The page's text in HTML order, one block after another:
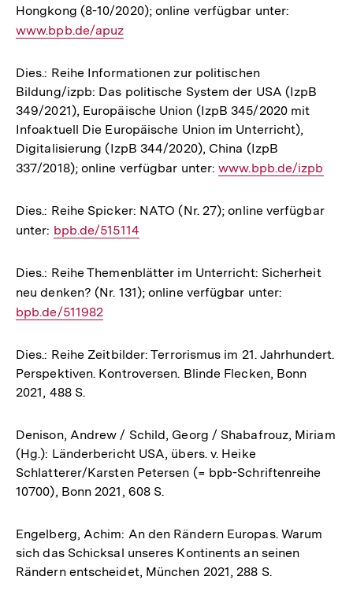
Hongkong (8-10/2020); online verfügbar unter:
www.bpb.de/apuz
Dies.: Reihe Informationen zur politischen
Bildung/izpb: Das politische System der USA (IzpB
349/2021), Europäische Union (IzpB 345/2020 mit
Infoaktuell Die Europäische Union im Unterricht),
Digitalisierung (IzpB 344/2020), China (IzpB
337/2018); online verfügbar unter:Interner
www.bpb.de/izpb
Dies.: Reihe Spicker: NATO (Nr. 27); online verfügbar
unter: Interner
bpb.de/515114
Dies.: Reihe Themenblätter im Unterricht: Sicherheit
neu denken? (Nr. 131); online verfügbar unter:
bpb.de/511982
Dies.: Reihe Zeitbilder: Terrorismus im 21. Jahrhundert.
Perspektiven. Kontroversen. Blinde Flecken, Bonn
2021, 488 S.
Denison, Andrew / Schild, Georg / Shabafrouz, Miriam
(Hg.): Länderbericht USA, übers. v. Heike
Schlatterer/Karsten Petersen (= bpb-Schriftenreihe
10700), Bonn 2021, 608 S.
Engelberg, Achim: An den Rändern Europas. Warum
sich das Schicksal unseres Kontinents an seinen
Rändern entscheidet, München 2021, 288 S.